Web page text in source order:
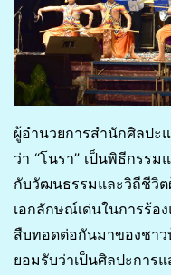
ผู้อำนวยการสำนักศิลปะ
ว่า “โนรา” เป็นพิธีกรร
กับวัฒนธรรมและวิถีชีวิต
เอกลักษณ์เด่นในการร้อ
สืบทอดต่อกันมาของชาว
ยอมรับว่าเป็นศิลปะการ